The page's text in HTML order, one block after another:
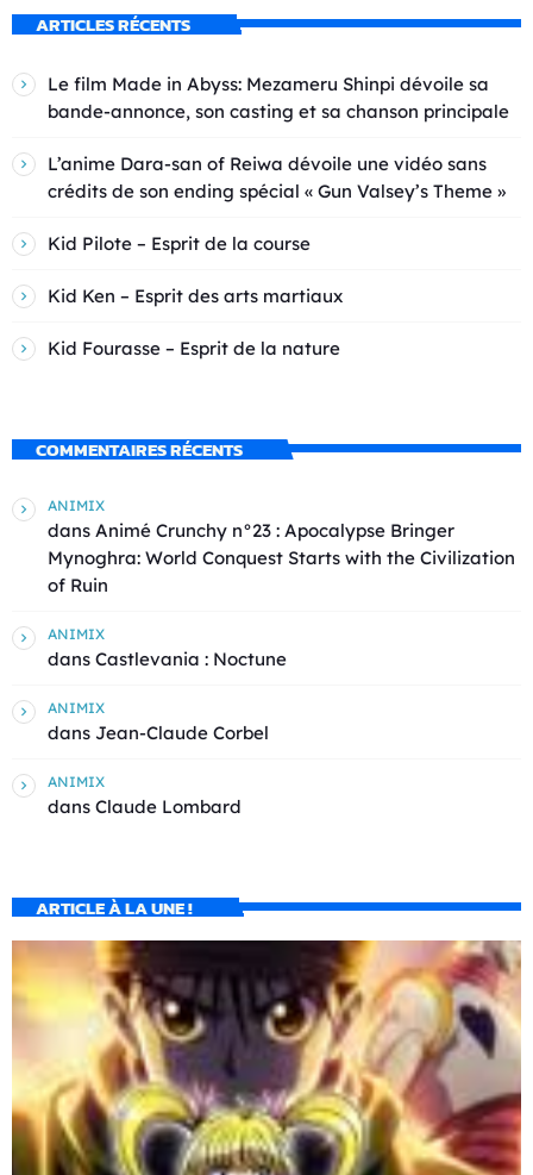
ARTICLES RÉCENTS
Le film Made in Abyss: Mezameru Shinpi dévoile sa
bande-annonce, son casting et sa chanson principale
L’anime Dara-san of Reiwa dévoile une vidéo sans
crédits de son ending spécial « Gun Valsey’s Theme »
Kid Pilote – Esprit de la course
Kid Ken – Esprit des arts martiaux
Kid Fourasse – Esprit de la nature
COMMENTAIRES RÉCENTS
ANIMIX
dans Animé Crunchy n°23 : Apocalypse Bringer
Mynoghra: World Conquest Starts with the Civilization
of Ruin
ANIMIX
dans Castlevania : Noctune
ANIMIX
dans Jean-Claude Corbel
ANIMIX
dans Claude Lombard
ARTICLE À LA UNE !